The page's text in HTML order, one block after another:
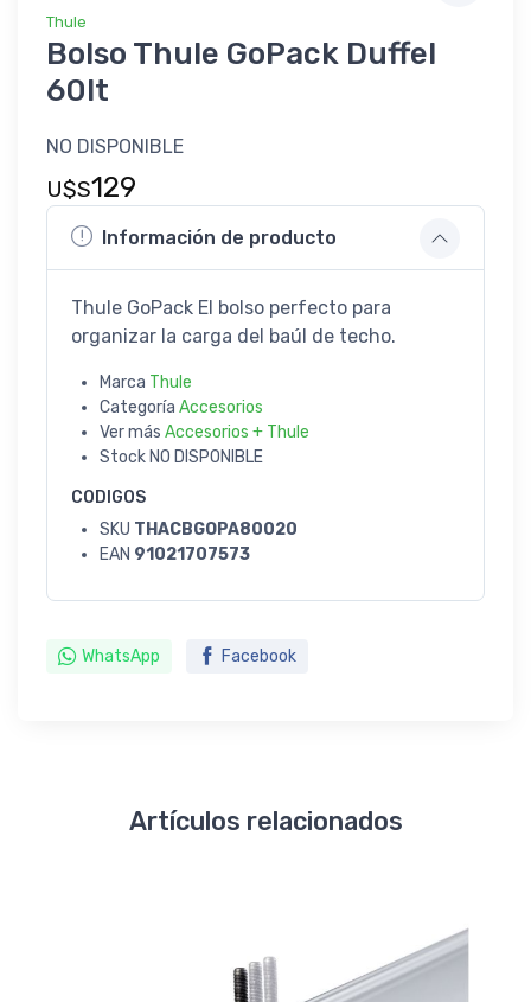
Thule
Bolso Thule GoPack Duffel
60lt
NO DISPONIBLE
U$S129
Información de producto
Thule GoPack El bolso perfecto para
organizar la carga del baúl de techo.
Marca Thule
Categoría Accesorios
Ver más Accesorios + Thule
Stock NO DISPONIBLE
CODIGOS
SKU THACBGOPA80020
EAN 91021707573
WhatsApp Facebook
Artículos relacionados